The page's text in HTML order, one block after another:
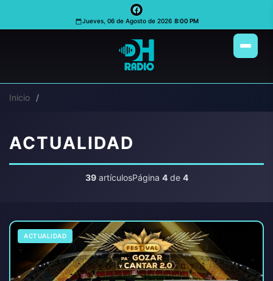
Jueves, 06 de Agosto de 2026 8:00 PM
Inicio
ACTUALIDAD
39artículosPágina 4de 4
ACTUALIDAD